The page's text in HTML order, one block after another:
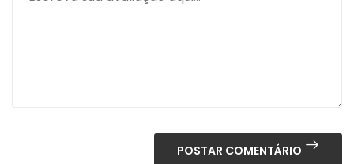
POSTAR COMENTÁRIO